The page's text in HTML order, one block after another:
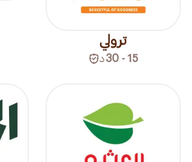
ترولي
15 - 30 د